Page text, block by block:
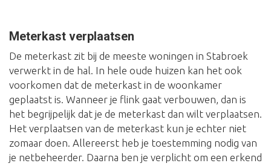
Meterkast verplaatsen
De meterkast zit bij de meeste woningen in Stabroek
verwerkt in de hal. In hele oude huizen kan het ook
voorkomen dat de meterkast in de woonkamer
geplaatst is. Wanneer je flink gaat verbouwen, dan is
het begrijpelijk dat je de meterkast dan wilt verplaatsen.
Het verplaatsen van de meterkast kun je echter niet
zomaar doen. Allereerst heb je toestemming nodig van
je netbeheerder. Daarna ben je verplicht om een erkend